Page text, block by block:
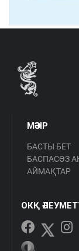
МӘЗІР
БАСТЫ БЕТ
БАСПАСӨЗ
АЙМАҚТАР
ОКҚ